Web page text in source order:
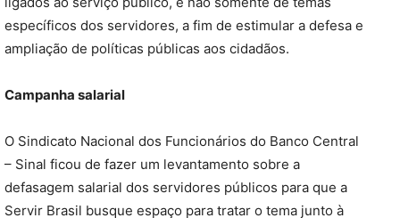
específicos dos servidores, a fim de estimular a defesa e
ampliação de políticas públicas aos cidadãos.
Campanha salarial
O Sindicato Nacional dos Funcionários do Banco Central
– Sinal ficou de fazer um levantamento sobre a
defasagem salarial dos servidores públicos para que a
Servir Brasil busque espaço para tratar o tema junto à